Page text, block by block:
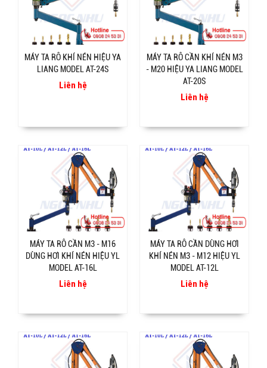
MÁY TA RÔ KHÍ NÉN HIỆU YA
LIANG MODEL AT-24S
Liên hệ
MÁY TA RÔ CẦN KHÍ NÉN M3
- M20 HIỆU YA LIANG MODEL
AT-20S
Liên hệ
MÁY TA RÔ CẦN M3 - M16
DÙNG HƠI KHÍ NÉN HIỆU YL
MODEL AT-16L
Liên hệ
MÁY TA RÔ CẦN DÙNG HƠI
KHÍ NÉN M3 - M12 HIỆU YL
MODEL AT-12L
Liên hệ